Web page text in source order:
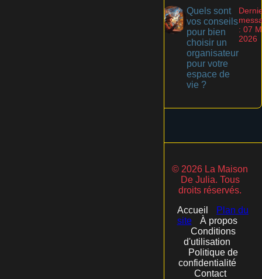
Quels sont
vos conseils
pour bien
choisir un
organisateur
pour votre
espace de
vie ?
: 07
2026
© 2026 La Maison
De Julia. Tous
droits réservés.
Accueil
Plan du
site
À propos
Conditions
d'utilisation
Politique de
confidentialité
Contact